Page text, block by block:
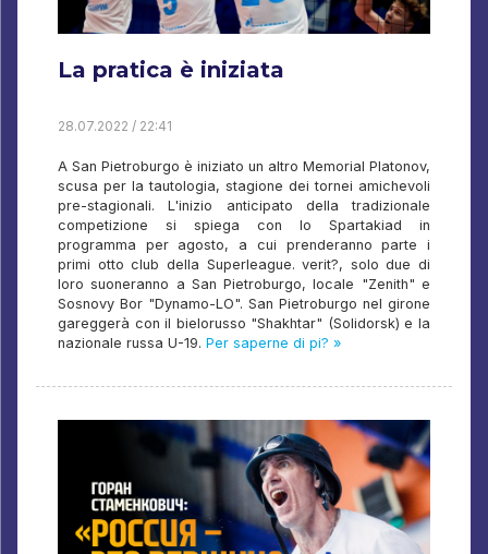
La pratica è iniziata
28.07.2022 / 22:41
A San Pietroburgo è iniziato un altro Memorial Platonov,
scusa per la tautologia, stagione dei tornei amichevoli
pre-stagionali. L'inizio anticipato della tradizionale
competizione si spiega con lo Spartakiad in
programma per agosto, a cui prenderanno parte i
primi otto club della Superleague. verit?, solo due di
loro suoneranno a San Pietroburgo, locale "Zenith" e
Sosnovy Bor "Dynamo-LO". San Pietroburgo nel girone
gareggerà con il bielorusso "Shakhtar" (Solidorsk) e la
nazionale russa U-19. Per saperne di pi? »